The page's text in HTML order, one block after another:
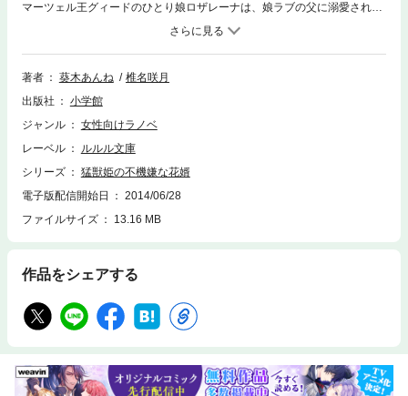
マーツェル王グィードのひとり娘ロザレーナは、娘ラブの父に溺愛されて
のびのび育ったおてんば娘。見た目は小柄で可愛らしく、ふわふわした兎
みたい。ドレスを着て黙っていれば「すぐに気絶しそう」「口答えなんか
したことなさそう」なお姫様に見える。 だが実際は勝気で、おとなしい
令嬢たちとは気が合わず、貴族の子弟と外で遊び回る方が好き。気性が荒
苦労するという斧槍（ハルバード）を軽々と扱うバカ力の持ち主… 一
方、幼なじみのラディガーはフィベルデ大公国の公子で、直系の男子がい
国皇太子となった。 超優秀な軍人で弓矢の名手でもあり、野性的な風貌
で貴婦人たちとのロマンスの噂が絶えない。ロザレーナに言わせれば「顔
がなんとなくいやらしい」。優しい従弟ハインツと三人で、幼い頃から仲
良く育った。 だがハインツが妖怪ヴァイネス退治で落命し、ハインツを
慕っていたロザレーナが泣き暮らしていたところに、ラディガーとの結婚
著者 葵木あんね
椎名咲月
出版社
小学館
ジャンル
女性向けラノベ
レーベル
ルルル文庫
シリーズ
猛獣姫の不機嫌な花婿
電子版配信開始日
2014/06/28
ファイルサイズ
13.16 MB
作品をシェアする